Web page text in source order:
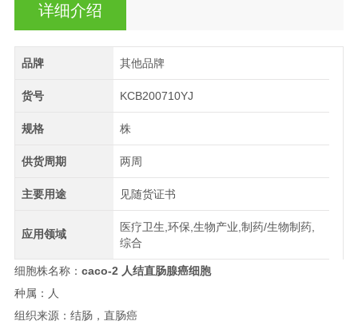
详细介绍
品牌 其他品牌
货号 KCB200710YJ
规格 株
供货周期 两周
主要用途 见随货证书
应用领域
医疗卫生,环保,生物产业,制药/生物制药,
综合
细胞株名称： caco-2 人结直肠腺癌细胞
种属：人
组织来源：结肠，直肠癌